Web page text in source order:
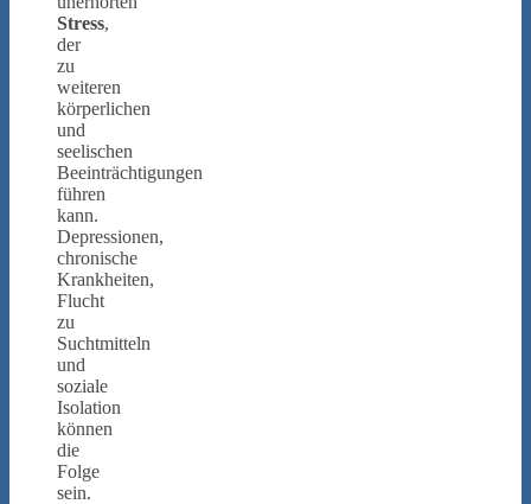
Stress,
der
zu
weiteren
körperlichen
und
seelischen
Beeinträchtigungen
führen
kann.
Depressionen,
chronische
Krankheiten,
Flucht
zu
Suchtmitteln
und
soziale
Isolation
können
die
Folge
sein.